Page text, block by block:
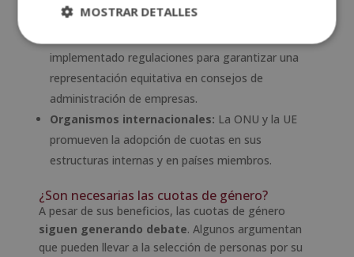
electorales y corporativos.
implementado regulaciones para garantizar una
representación equitativa en consejos de
administración de empresas.
Organismos internacionales: La ONU y la UE
promueven la adopción de cuotas en sus
estructuras internas y en países miembros.
¿Son necesarias las cuotas de género?
A pesar de sus beneficios, las cuotas de género
siguen generando debate. Algunos argumentan
que pueden llevar a la selección de personas por su
MOSTRAR DETALLES